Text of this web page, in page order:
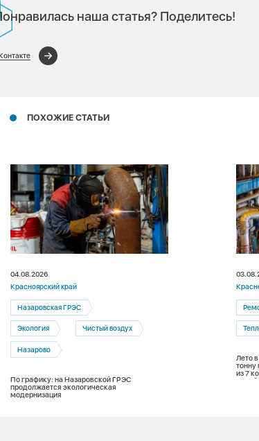
наша статья? Поделитесь!
ПОХОЖИЕ СТАТЬИ
04.08.2026
Красноярский край
Назаровская ГРЭС
Экология Чистый воздух
Назарово
По графику: на Назаровской ГРЭС
продолжается экологическая
модернизация
Лето
тонну
из 7
зимой